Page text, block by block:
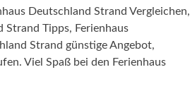
Deutschland Strand Vergleichen,
Strand Tipps, Ferienhaus
Strand günstige Angebot,
Viel Spaß bei den Ferienhaus